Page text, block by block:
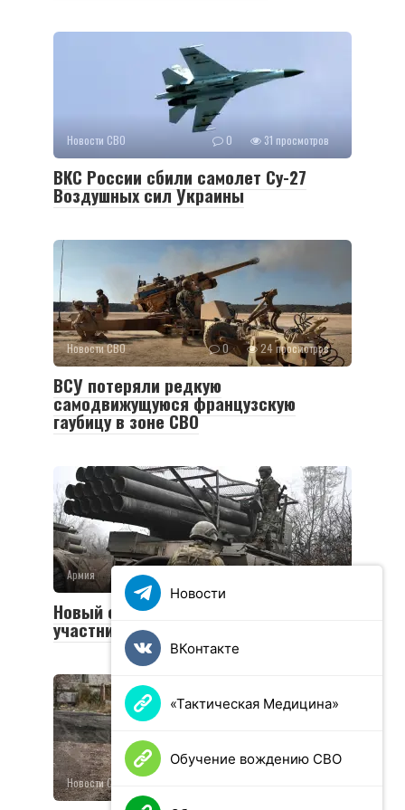
Новости СВО 0 31 просмотров
ВКС России сбили самолет Су-27
Воздушных сил Украины
Новости СВО 0 24 просмотров
ВСУ потеряли редкую
самодвижущуюся французскую
гаубицу в зоне СВО
Армия
Новый социальный контракт для
участников СВО
Новости СВО
Новости
ВКонтакте
«Тактическая Медицина»
Обучение вождению СВО